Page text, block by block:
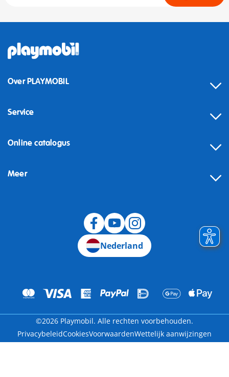
Over PLAYMOBIL
Service
Online catalogus
Meer
Nederland
©2026 Playmobil. Alle rechten voorbehouden.
PrivacybeleidCookiesVoorwaardenWettelijk aanwijzingen